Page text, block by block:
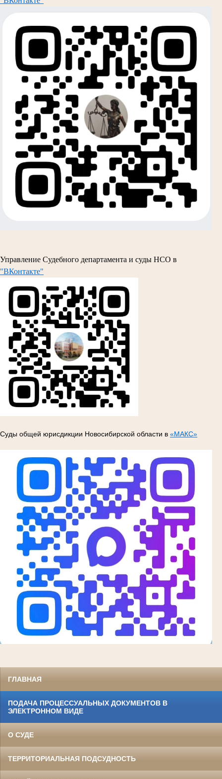
Управление Судебного департамента и суды НСО в
"ВКонтакте"
Суды общей юрисдикции Новосибирской области в «МАКС»
ГЛАВНАЯ
ПОДАЧА ПРОЦЕССУАЛЬНЫХ ДОКУМЕНТОВ В
ЭЛЕКТРОННОМ ВИДЕ
О СУДЕ
ТЕРРИТОРИАЛЬНАЯ ПОДСУДНОСТЬ